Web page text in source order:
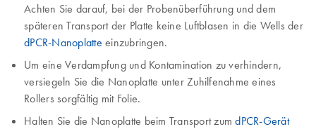
Achten Sie darauf, bei der Probenüberführung und dem
späteren Transport der Platte keine Luftblasen in die Wells der
dPCR-Nanoplatte einzubringen.
Um eine Verdampfung und Kontamination zu verhindern,
versiegeln Sie die Nanoplatte unter Zuhilfenahme eines
Rollers sorgfältig mit Folie.
Halten Sie die Nanoplatte beim Transport zumdPCR-Gerät